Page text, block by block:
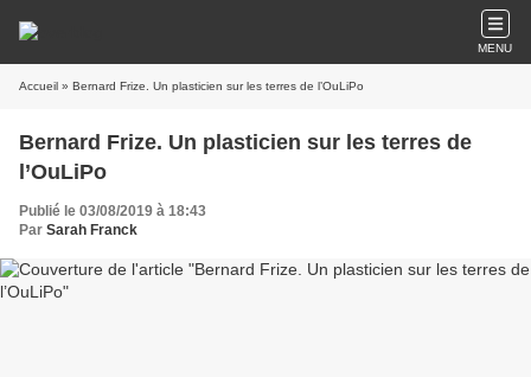
MENU
Accueil » Bernard Frize. Un plasticien sur les terres de l’OuLiPo
Bernard Frize. Un plasticien sur les terres de
l’OuLiPo
Publié le 03/08/2019 à 18:43
Par Sarah Franck